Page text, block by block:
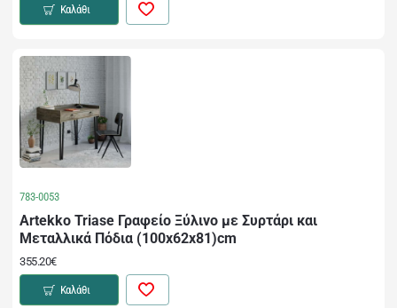
Καλάθι
783-0053
Artekko Triase Γραφείο Ξύλινο με Συρτάρι και
Μεταλλικά Πόδια (100x62x81)cm
355.20€
Καλάθι